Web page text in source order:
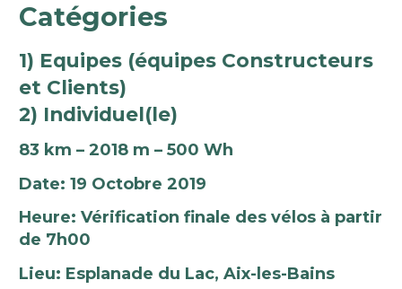
Catégories
1) Equipes (équipes Constructeurs
et Clients)
2) Individuel(le)
83 km – 2018 m – 500 Wh
Date: 19 Octobre 2019
Heure: Vérification finale des vélos à partir
de 7h00
Lieu: Esplanade du Lac, Aix-les-Bains